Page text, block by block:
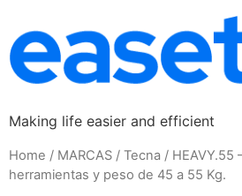
Making life easier and efficient
Home / MARCAS / Tecna / HEAVY.55
herramientas y peso de 45 a 55 Kg.